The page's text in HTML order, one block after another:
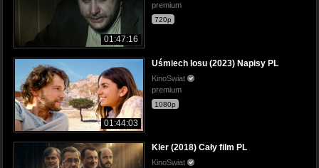
01:47:16
premium
720p
01:44:03
Uśmiech losu (2023) Napisy PL
KinoSwiat
premium
1080p
Kler (2018) Cały film PL
KinoSwiat